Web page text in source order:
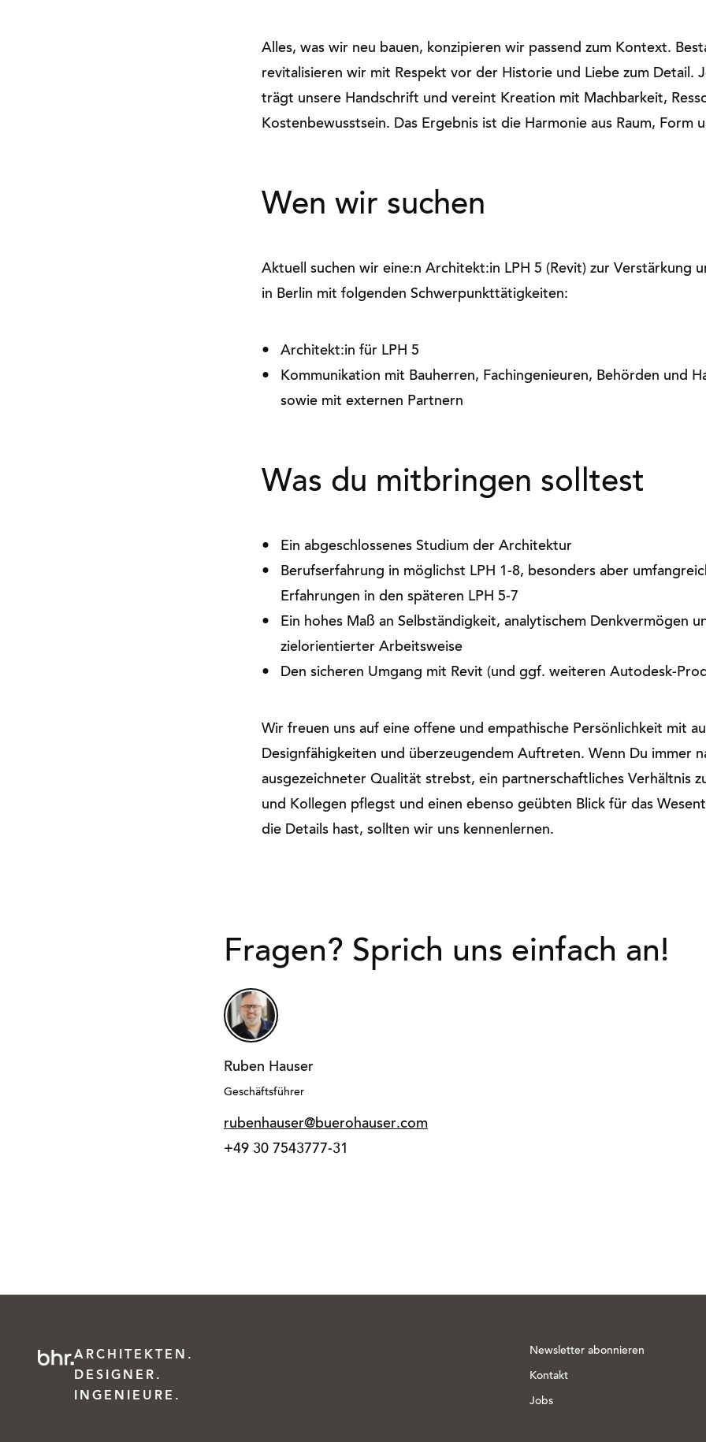
Alles, was wir neu bauen, konzipieren wir passend zum Kontext.
revitalisieren wir mit Respekt vor der Historie und Liebe zum Detail.
trägt unsere Handschrift und vereint Kreation mit Machbarkeit,
Kostenbewusstsein. Das Ergebnis ist die Harmonie aus Raum, Form
Wen wir suchen
Aktuell suchen wir eine:n Architekt:in LPH 5 (Revit) zur Verstärkung
in Berlin mit folgenden Schwerpunkttätigkeiten:
Architekt:in für LPH 5
Kommunikation mit Bauherren, Fachingenieuren, Behörden und
sowie mit externen Partnern
Was du mitbringen solltest
Ein abgeschlossenes Studium der Architektur
Berufserfahrung in möglichst LPH 1-8, besonders aber
Erfahrungen in den späteren LPH 5-7
Ein hohes Maß an Selbständigkeit, analytischem Denkvermögen
zielorientierter Arbeitsweise
Den sicheren Umgang mit Revit (und ggf. weiteren Autodesk-
Wir freuen uns auf eine offene und empathische Persönlichkeit mit
Designfähigkeiten und überzeugendem Auftreten. Wenn Du immer
ausgezeichneter Qualität strebst, ein partnerschaftliches Verhältnis
und Kollegen pflegst und einen ebenso geübten Blick für das
die Details hast, sollten wir uns kennenlernen.
Fragen? Sprich uns einfach an!
Ruben Hauser
Geschäftsführer
rubenhauser@buerohauser.com
+49 30 7543777-31
ARCHITEKTEN.
DESIGNER.
INGENIEURE.
Newsletter abonnieren
Kontakt
Jobs